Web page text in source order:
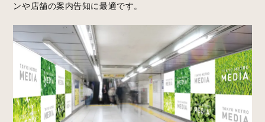
ンや店舗の案内告知に最適です。